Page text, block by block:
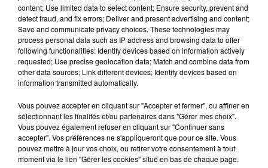
INCENDIE MORTEL À LENS : UNE FEMME ET
SON BÉBÉ ENTRE LA VIE ET LA...
Un homme s'est immolé par le feu après avoir
aspergé sa compagne et leur bébé de trois mois
d'un liquide inflammable.
20 juillet 2026
UNE ADOLESCENTE DEVANT SE FAIRE
content; Use limited data to select content; Ensure security, prevent and
detect fraud, and fix errors; Deliver and present advertising and content;
Save and communicate privacy choices. These technologies may
process personal data such as IP address and browsing data to offer
following functionalities: Identify devices based on information actively
requested; Use precise geolocation data; Match and combine data from
other data sources; Link different devices; Identify devices based on
information transmitted automatically.
Vous pouvez accepter en cliquant sur "Accepter et fermer", ou affiner en
sélectionnant les finalités et/ou partenaires dans "Gérer mes choix".
Vous pouvez également refuser en cliquant sur "Continuer sans
accepter". Vos préférences ne s'appliqueront que pour ce site. Vous
pouvez mettre à jour vos choix, ou retirer votre consentement à tout
moment via le lien "Gérer les cookies" situé en bas de chaque page.